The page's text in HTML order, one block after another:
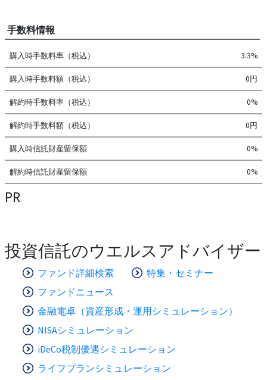
手数料情報
購入時手数料率（税込） 3.3%
購入時手数料額（税込） 0円
解約時手数料率（税込） 0%
解約時手数料額（税込） 0円
購入時信託財産留保額 0%
解約時信託財産留保額 0%
PR
投資信託のウエルスアドバイザー
ファンド詳細検索
特集・セミナー
ファンドニュース
金融電卓（資産形成・運用シミュレーション）
NISAシミュレーション
iDeCo税制優遇シミュレーション
ライフプランシミュレーション